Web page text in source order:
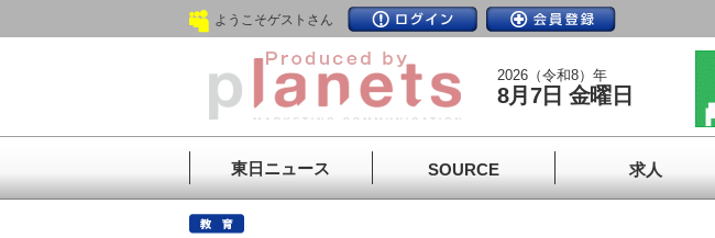
ようこそゲストさん
2026（令和8）年
8月7日 金曜日
東日ニュース SOURCE 求人